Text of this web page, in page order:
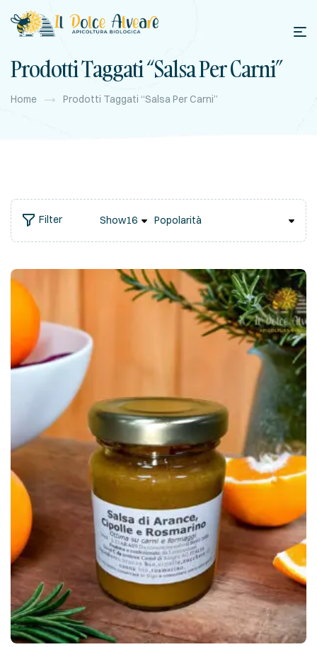
Prodotti Taggati “salsa Per Carni”
Home Prodotti Taggati “salsa Per Carni”
Filter Show